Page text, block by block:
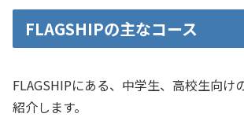
FLAGSHIPの主なコース
FLAGSHIPにある、中学生、高校生向け
紹介します。